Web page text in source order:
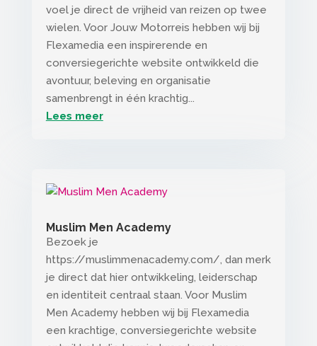
voel je direct de vrijheid van reizen op twee
wielen. Voor Jouw Motorreis hebben wij bij
Flexamedia een inspirerende en
conversiegerichte website ontwikkeld die
avontuur, beleving en organisatie
samenbrengt in één krachtig...
Lees meer
Muslim Men Academy
Bezoek je
https://muslimmenacademy.com/, dan merk
je direct dat hier ontwikkeling, leiderschap
en identiteit centraal staan. Voor Muslim
Men Academy hebben wij bij Flexamedia
een krachtige, conversiegerichte website